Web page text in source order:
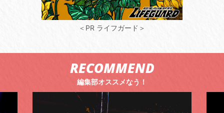
＜PR ライフガード＞
RECOMMEND
編集部オススメなう！